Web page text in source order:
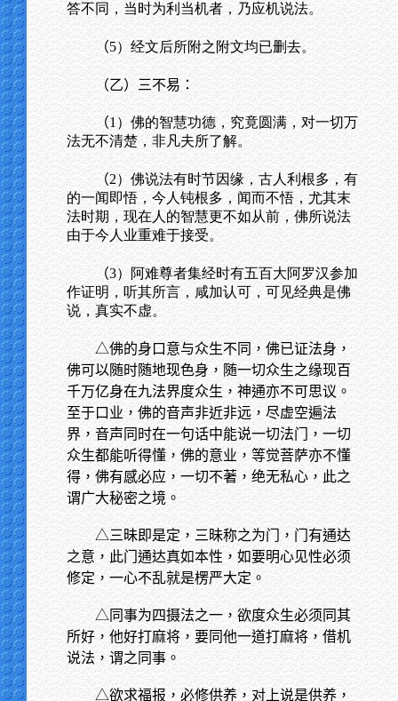
答不同，当时为利当机者，乃应机说法。
（5）经文后所附之附文均已删去。
（乙）三不易：
（1）佛的智慧功德，究竟圆满，对一切万
法无不清楚，非凡夫所了解。
（2）佛说法有时节因缘，古人利根多，有
的一闻即悟，今人钝根多，闻而不悟，尤其末
法时期，现在人的智慧更不如从前，佛所说法
由于今人业重难于接受。
（3）阿难尊者集经时有五百大阿罗汉参加
作证明，听其所言，咸加认可，可见经典是佛
说，真实不虚。
△佛的身口意与众生不同，佛已证法身，
佛可以随时随地现色身，随一切众生之缘现百
千万亿身在九法界度众生，神通亦不可思议。
至于口业，佛的音声非近非远，尽虚空遍法
界，音声同时在一句话中能说一切法门，一切
众生都能听得懂，佛的意业，等觉菩萨亦不懂
得，佛有感必应，一切不著，绝无私心，此之
谓广大秘密之境。
△三昧即是定，三昧称之为门，门有通达
之意，此门通达真如本性，如要明心见性必须
修定，一心不乱就是楞严大定。
△同事为四摄法之一，欲度众生必须同其
所好，他好打麻将，要同他一道打麻将，借机
说法，谓之同事。
△欲求福报，必修供养，对上说是供养，